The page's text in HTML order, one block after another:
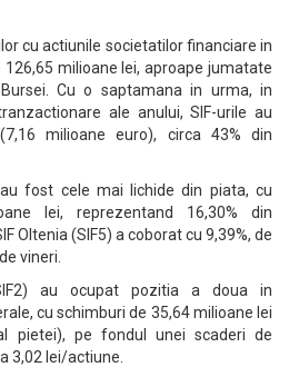
cu actiunile societatilor financiare in
milioane lei, aproape jumatate
Cu o saptamana in urma, in
ale anului, SIF-urile au
milioane euro), circa 43% din
fost cele mai lichide din piata, cu
lei, reprezentand 16,30% din
Oltenia (SIF5) a coborat cu 9,39%, de
vineri.
au ocupat pozitia a doua in
cu schimburi de 35,64 milioane lei
pietei), pe fondul unei scaderi de
3,02 lei/actiune.